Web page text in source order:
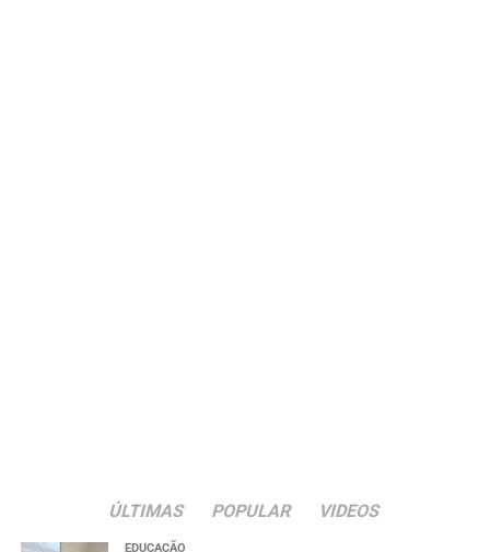
institucional.
ÚLTIMAS POPULAR VIDEOS
EDUCAÇÃO